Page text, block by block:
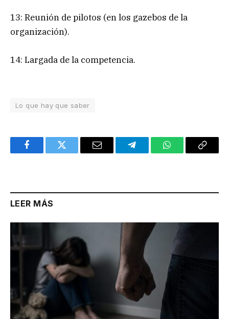
13: Reunión de pilotos (en los gazebos de la
organización).
14: Largada de la competencia.
Lo que hay que saber
FacebookTwitter Email TelegramWhatsAppCopy
LEER MÁS